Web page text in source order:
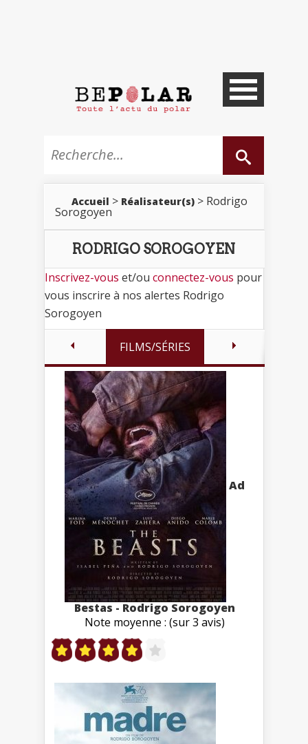
Accueil > Réalisateur(s) > Rodrigo
Sorogoyen
RODRIGO SOROGOYEN
Inscrivez-vous et/ou connectez-vous pour
vous inscrire à nos alertes Rodrigo
Sorogoyen
FILMS/SÉRIES
Ad
Bestas - Rodrigo Sorogoyen
Note moyenne : (sur 3 avis)